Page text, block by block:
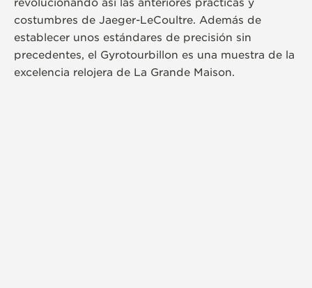
revolucionando así las anteriores prácticas y
costumbres de Jaeger-LeCoultre. Además de
establecer unos estándares de precisión sin
precedentes, el Gyrotourbillon es una muestra de la
excelencia relojera de La Grande Maison.